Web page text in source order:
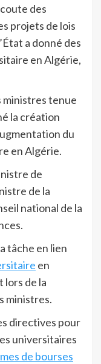
des
projets de lois
a donné des
en Algérie,
ministres tenue
la création
du
en Algérie.
de
de la
national de la
tâche en lien
en
de la
ministres.
directives pour
universitaires
de bourses